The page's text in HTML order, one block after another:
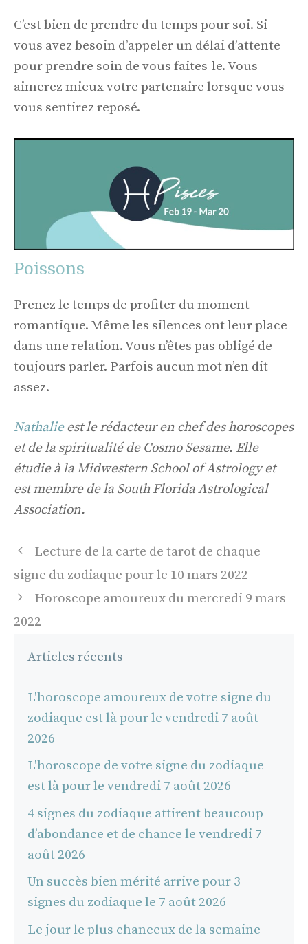
C’est bien de prendre du temps pour soi. Si
vous avez besoin d’appeler un délai d’attente
pour prendre soin de vous faites-le. Vous
aimerez mieux votre partenaire lorsque vous
vous sentirez reposé.
Poissons
Prenez le temps de profiter du moment
romantique. Même les silences ont leur place
dans une relation. Vous n’êtes pas obligé de
toujours parler. Parfois aucun mot n’en dit
assez.
Nathalieest le rédacteur en chef des horoscopes
et de la spiritualité de Cosmo Sesame. Elle
étudie à la Midwestern School of Astrology et
est membre de la South Florida Astrological
Association.
Navigation
des
articles
Lecture de la carte de tarot de chaque
signe du zodiaque pour le 10 mars 2022
Horoscope amoureux du mercredi 9 mars
2022
Articles récents
L'horoscope amoureux de votre signe du
zodiaque est là pour le vendredi 7 août
2026
L'horoscope de votre signe du zodiaque
est là pour le vendredi 7 août 2026
4 signes du zodiaque attirent beaucoup
d’abondance et de chance le vendredi 7
août 2026
Un succès bien mérité arrive pour 3
signes du zodiaque le 7 août 2026
Le jour le plus chanceux de la semaine